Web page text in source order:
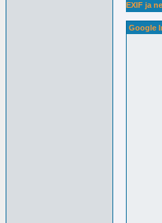
EXIF ja
Google